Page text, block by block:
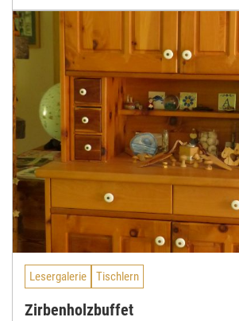
Lesergalerie Tischlern
Zirbenholzbuffet